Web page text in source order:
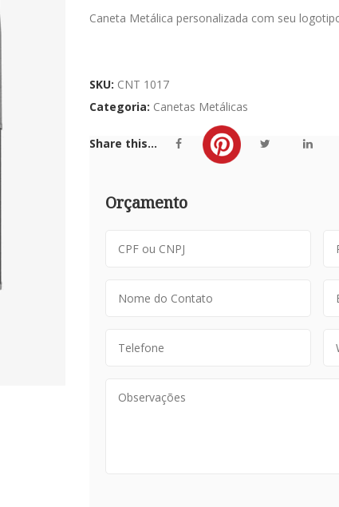
Caneta Metálica personalizada com seu
SKU: CNT 1017
Categoria: Canetas Metálicas
Share this...
Orçamento